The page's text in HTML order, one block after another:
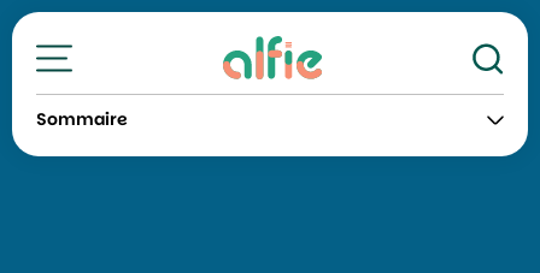
Toutes nos formations
Sommaire